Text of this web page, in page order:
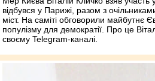
відбувся у Парижі, разом з
міст. На саміті обговорили майбутнє
популізму для демократії. Про це
своєму Telegram-каналі.